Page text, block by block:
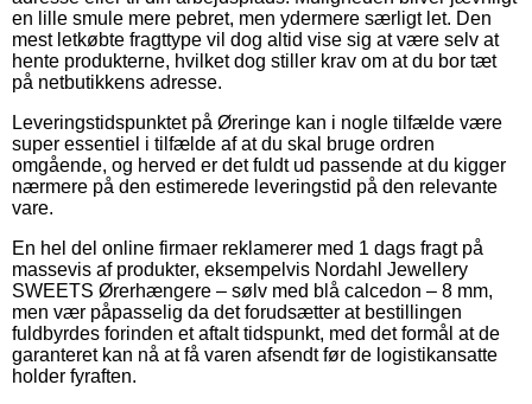
en lille smule mere pebret, men ydermere særligt let. Den
mest letkøbte fragttype vil dog altid vise sig at være selv at
hente produkterne, hvilket dog stiller krav om at du bor tæt
på netbutikkens adresse.
Leveringstidspunktet på Øreringe kan i nogle tilfælde være
super essentiel i tilfælde af at du skal bruge ordren
omgående, og herved er det fuldt ud passende at du kigger
nærmere på den estimerede leveringstid på den relevante
vare.
En hel del online firmaer reklamerer med 1 dags fragt på
massevis af produkter, eksempelvis Nordahl Jewellery
SWEETS Ørerhængere – sølv med blå calcedon – 8 mm,
men vær påpasselig da det forudsætter at bestillingen
fuldbyrdes forinden et aftalt tidspunkt, med det formål at de
garanteret kan nå at få varen afsendt før de logistikansatte
holder fyraften.